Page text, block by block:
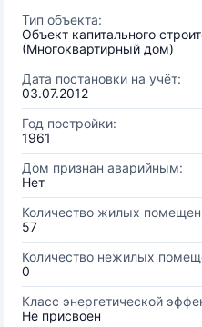
Тип объекта:
Объект капитального
(Многоквартирный дом)
Дата постановки на учёт:
03.07.2012
Год постройки:
1961
Дом признан аварийным:
Нет
Количество жилых
57
Количество нежилых
0
Класс энергетической
Не присвоен